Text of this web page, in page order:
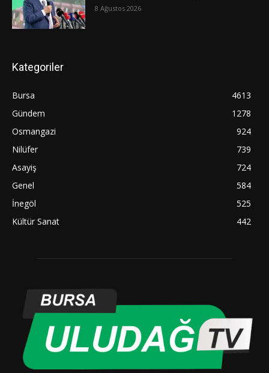
8 Ağustos 2026
Kategoriler
Bursa
4613
Gündem
1278
Osmangazi
924
Nilüfer
739
Asayiş
724
Genel
584
İnegöl
525
Kültür Sanat
442